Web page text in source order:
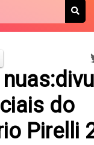
do
Pirelli